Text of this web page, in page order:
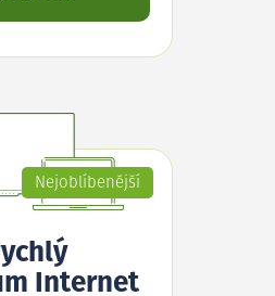
Nejoblíbenější
Internet